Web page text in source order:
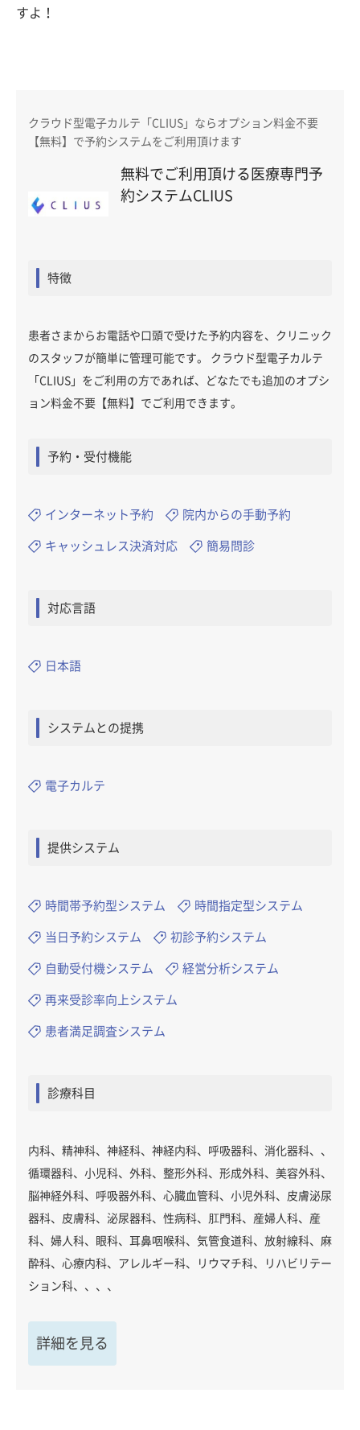
すよ！
クラウド型電子カルテ「CLIUS」ならオプション料金不要
【無料】で予約システムをご利用頂けます
無料でご利用頂ける医療専門予
約システムCLIUS
特徴
患者さまからお電話や口頭で受けた予約内容を、クリニック
のスタッフが簡単に管理可能です。 クラウド型電子カルテ
「CLIUS」をご利用の方であれば、どなたでも追加のオプシ
ョン料金不要【無料】でご利用できます。
予約・受付機能
インターネット予約 院内からの手動予約
キャッシュレス決済対応 簡易問診
対応言語
日本語
システムとの提携
電子カルテ
提供システム
時間帯予約型システム 時間指定型システム
当日予約システム 初診予約システム
自動受付機システム 経営分析システム
再来受診率向上システム
患者満足調査システム
診療科目
内科、精神科、神経科、神経内科、呼吸器科、消化器科、、
循環器科、小児科、外科、整形外科、形成外科、美容外科、
脳神経外科、呼吸器外科、心臓血管科、小児外科、皮膚泌尿
器科、皮膚科、泌尿器科、性病科、肛門科、産婦人科、産
科、婦人科、眼科、耳鼻咽喉科、気管食道科、放射線科、麻
酔科、心療内科、アレルギー科、リウマチ科、リハビリテー
ション科、、、、
詳細を見る